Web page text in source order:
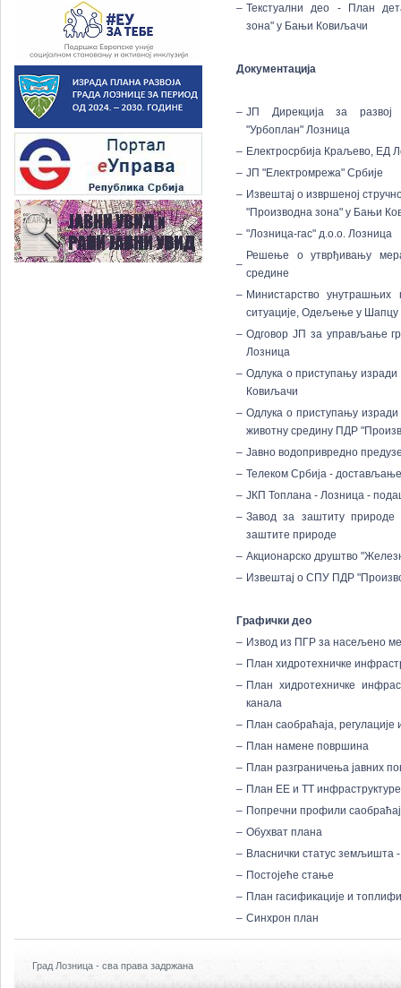
– Текстуални део - План
зона" у Бањи Ковиљачи
Документација
– ЈП Дирекција за развој
"Урбоплан" Лозница
– Електросрбија Краљево, ЕД
– ЈП "Електромрежа" Србије
– Извештај о извршеној
"Производна зона" у Бањи
– "Лозница-гас" д.о.о. Лозница
–
Решење о утврђивању
средине
– Министарство
ситуације, Одељење у Шапцу
– Одговор ЈП за управљање
Лозница
– Одлука о приступању
Ковиљачи
– Одлука о приступању
животну средину ПДР
– Јавно водопривредно
– Телеком Србија -
– ЈКП Топлана - Лозница -
– Завод за заштиту
заштите природе
– Акционарско друштво
– Извештај о СПУ ПДР
Графички део
– Извод из ПГР за насељено
– План хидротехничке
– План хидротехничке
канала
– План саобраћаја, регулације
– План намене површина
– План разграничења јавних
– План ЕЕ и ТТ инфраструктуре
– Попречни профили
– Обухват плана
– Власнички статус земљишта
– Постојеће стање
– План гасификације и
– Синхрон план
Град Лозница - сва права задржана